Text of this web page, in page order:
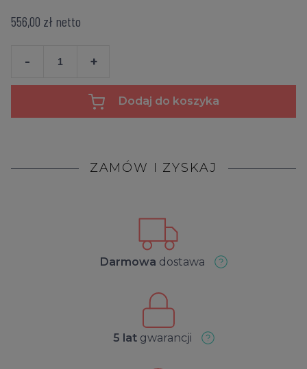
556,00 zł netto
+
-
Dodaj do koszyka
ZAMÓW I ZYSKAJ
Darmowa dostawa
5 latgwarancji